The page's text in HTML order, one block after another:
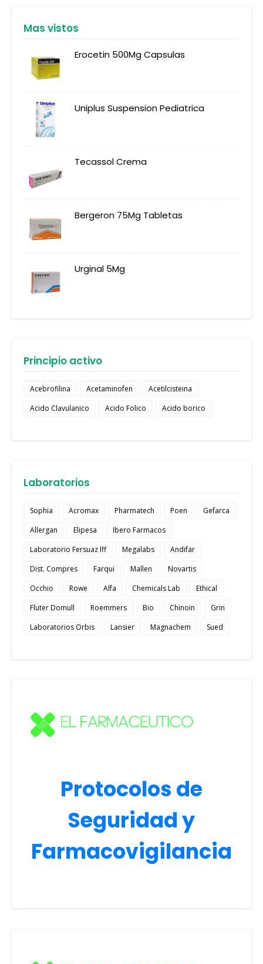
Mas vistos
Erocetin 500Mg Capsulas
Uniplus Suspension Pediatrica
Tecassol Crema
Bergeron 75Mg Tabletas
Urginal 5Mg
Principio activo
Acebrofilina Acetaminofen
Acetilcisteina
Acido Clavulanico
Acido Folico Acido borico
Laboratorios
Sophia Acromax Pharmatech Poen
Gefarca
Allergan
Elipesa
Ibero Farmacos
Laboratorio Fersuaz lff
Megalabs
Andifar
Dist. Compres
Farqui Mallen
Novartis
Occhio
Rowe Alfa Chemicals Lab
Ethical
Fluter Domull
Roemmers Bio Chinoin
Grin
Laboratorios Orbis
Lansier Magnachem Sued
Protocolos de
Seguridad y
Farmacovigilancia